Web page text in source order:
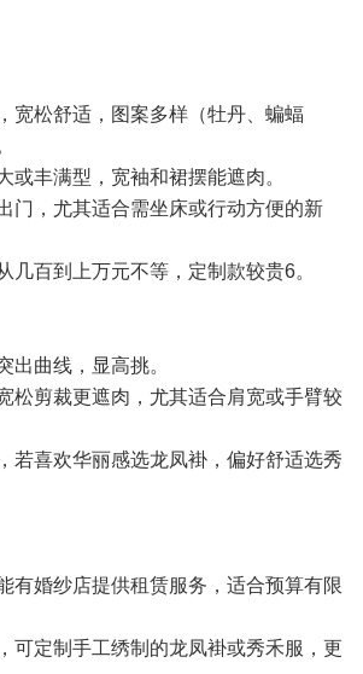
宽松舒适，图案多样（牡丹、蝙蝠
或丰满型，宽袖和裙摆能遮肉。
门，尤其适合需坐床或行动方便的新
几百到上万元不等，定制款较贵6。
出曲线，显高挑。
松剪裁更遮肉，尤其适合肩宽或手臂较
若喜欢华丽感选龙凤褂，偏好舒适选秀
有婚纱店提供租赁服务，适合预算有限
可定制手工绣制的龙凤褂或秀禾服，更